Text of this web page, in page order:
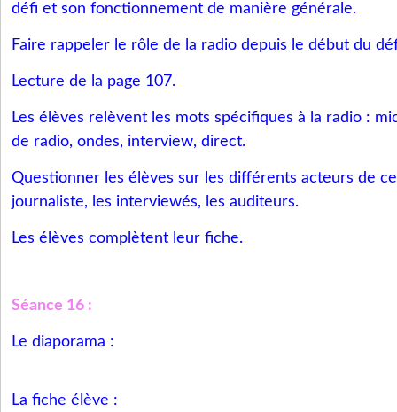
défi et son fonctionnement de manière générale.
Faire rappeler le rôle de la radio depuis le début du
Lecture de la page 107.
Les élèves relèvent les mots spécifiques à la radio :
de radio, ondes, interview, direct.
Questionner les élèves sur les différents acteurs de
journaliste, les interviewés, les auditeurs.
Les élèves complètent leur fiche.
Séance 16 :
Le diaporama :
La fiche élève :